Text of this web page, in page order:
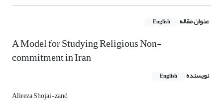
عنوان مقاله English
A Model for Studying Religious Non-
commitment in Iran
نویسنده English
Alireza Shojai-zand